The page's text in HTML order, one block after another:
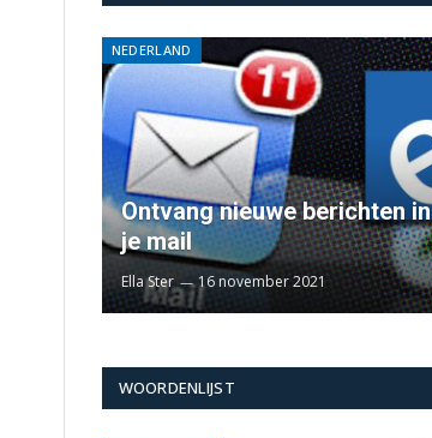
NEDERLAND
Ontvang nieuwe berichten in
je mail
Ella Ster 16 november 2021
WOORDENLIJST